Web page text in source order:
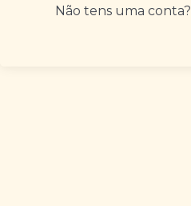
Não tens uma conta?